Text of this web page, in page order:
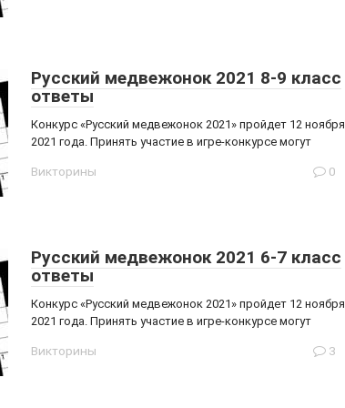
Русский медвежонок 2021 8-9 класс
ответы
Конкурс «Русский медвежонок 2021» пройдет 12 ноября
2021 года. Принять участие в игре-конкурсе могут
Викторины 0
Русский медвежонок 2021 6-7 класс
ответы
Конкурс «Русский медвежонок 2021» пройдет 12 ноября
2021 года. Принять участие в игре-конкурсе могут
Викторины 3